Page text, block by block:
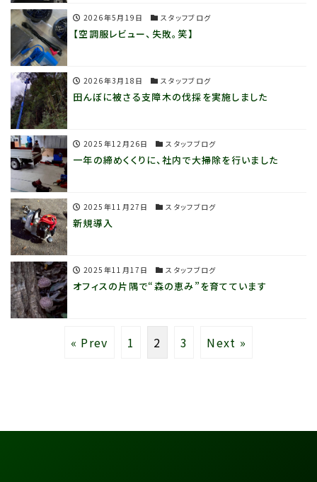
2026年5月19日 スタッフブログ
【空調服レビュー、失敗。笑】
2026年3月18日 スタッフブログ
田んぼに被さる支障木の伐採を実施しました
2025年12月26日 スタッフブログ
一年の締めくくりに、社内で大掃除を行いました
2025年11月27日 スタッフブログ
新規導入
2025年11月17日 スタッフブログ
オフィスの片隅で“森の恵み”を育てています
« Prev 1 2 3 Next »